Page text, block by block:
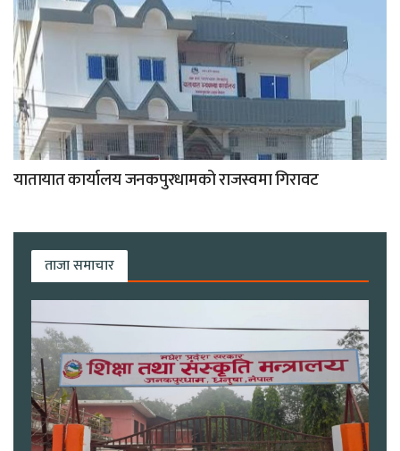
यातायात कार्यालय जनकपुरधामको राजस्वमा गिरावट
ताजा समाचार